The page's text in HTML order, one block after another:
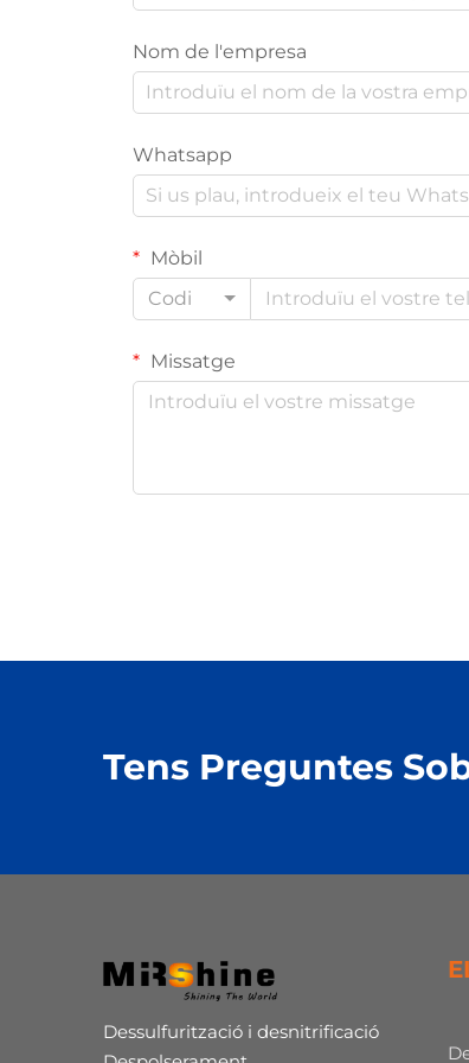
Nom de l'empresa
Whatsapp
Mòbil
Codi
Missatge
Tens Preguntes
Dessulfurització i desnitrificació